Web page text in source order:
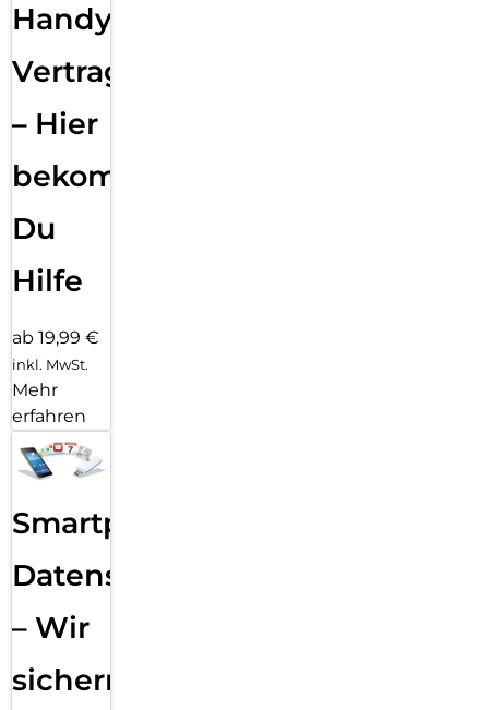
Handy
Vertragsabwicklung
– Hier
bekommst
Du
Hilfe
ab 19,99 €
inkl. MwSt.
Mehr
erfahren
Smartphone
Datensicherung
– Wir
sichern